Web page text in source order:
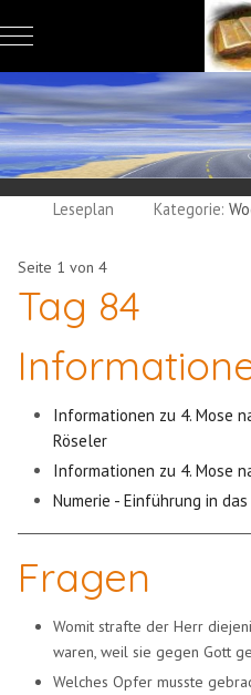
Mobile Menu Toggle
Leseplan Kategorie:
Seite 1 von 4
Tag 84
Informationen zu 4. Mose
Röseler
Informationen zu 4. Mose
Numerie - Einführung in
Fragen
Womit strafte der Herr
waren, weil sie gegen Gott
Welches Opfer musste